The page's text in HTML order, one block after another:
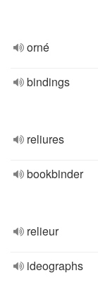
orné
bindings
reliures
bookbinder
relieur
ideographs